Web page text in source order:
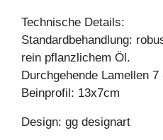
Technische Details:
Standardbehandlung:
rein pflanzlichem Öl.
Durchgehende Lamellen 7
Beinprofil: 13x7cm
Design: gg designart